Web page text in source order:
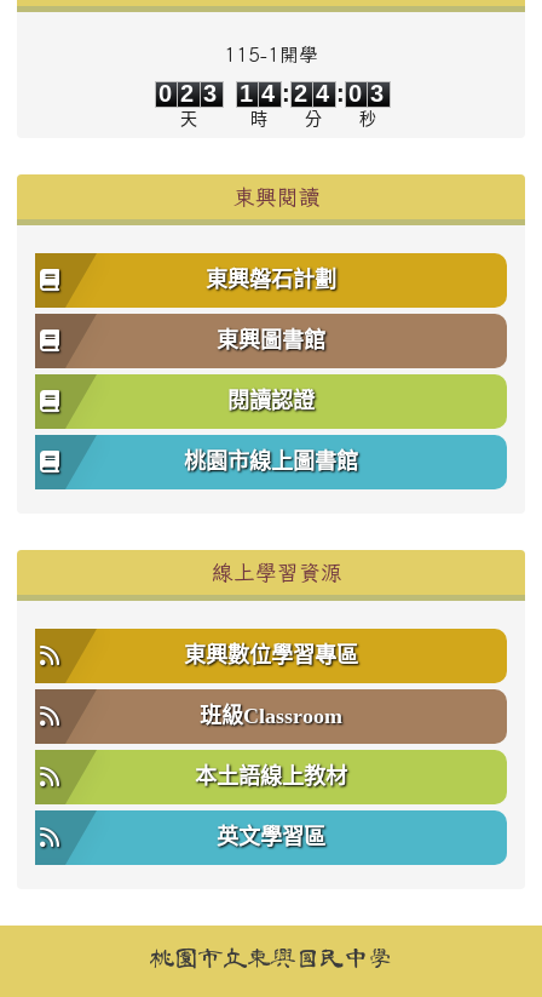
115-1開學
0 2 3
天
1
1
4
4
時
:
2
2
4
4
分
: 0 3
秒
東興閱讀
東興磐石計劃
東興圖書館
閱讀認證
桃園市線上圖書館
線上學習資源
東興數位學習專區
班級Classroom
本土語線上教材
英文學習區
頁尾區域內容桃園市立東興國民中學